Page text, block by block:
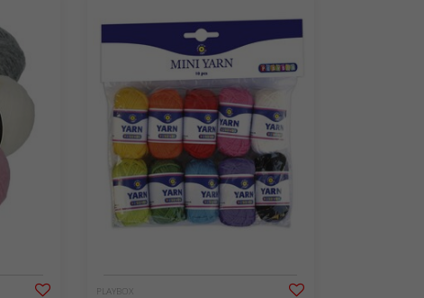
PLAYBOX